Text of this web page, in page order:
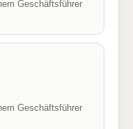
Geschäftsführer
Geschäftsführer